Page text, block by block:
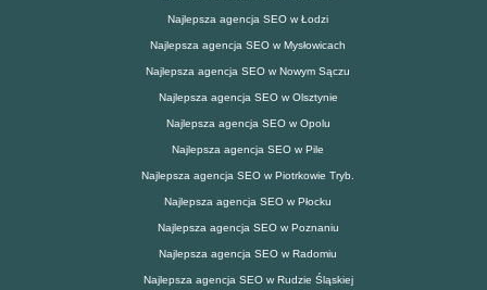
Najlepsza agencja SEO w Łodzi
Najlepsza agencja SEO w Mysłowicach
Najlepsza agencja SEO w Nowym Sączu
Najlepsza agencja SEO w Olsztynie
Najlepsza agencja SEO w Opolu
Najlepsza agencja SEO w Pile
Najlepsza agencja SEO w Piotrkowie Tryb.
Najlepsza agencja SEO w Płocku
Najlepsza agencja SEO w Poznaniu
Najlepsza agencja SEO w Radomiu
Najlepsza agencja SEO w Rudzie Śląskiej